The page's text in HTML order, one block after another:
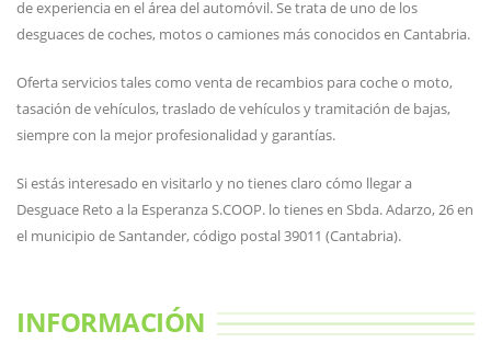
de experiencia en el área del automóvil. Se trata de uno de los
desguaces de coches, motos o camiones más conocidos en Cantabria.
Oferta servicios tales como venta de recambios para coche o moto,
tasación de vehículos, traslado de vehículos y tramitación de bajas,
siempre con la mejor profesionalidad y garantías.
Si estás interesado en visitarlo y no tienes claro cómo llegar a
Desguace Reto a la Esperanza S.COOP. lo tienes en Sbda. Adarzo, 26 en
el municipio de Santander, código postal 39011 (Cantabria).
INFORMACIÓN